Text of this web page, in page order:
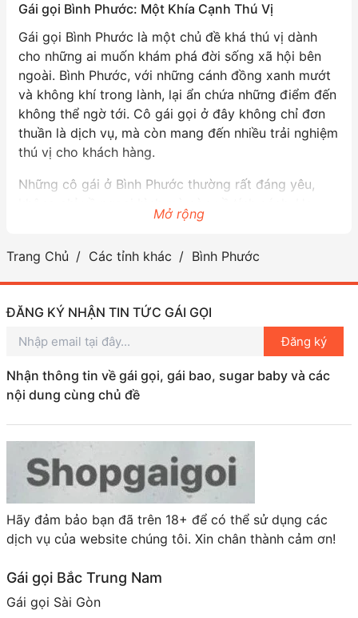
Gái gọi Bình Phước: Một Khía Cạnh Thú Vị
Gái gọi Bình Phước là một chủ đề khá thú vị dành
cho những ai muốn khám phá đời sống xã hội bên
ngoài. Bình Phước, với những cánh đồng xanh mướt
và không khí trong lành, lại ẩn chứa những điểm đến
không thể ngờ tới. Cô gái gọi ở đây không chỉ đơn
thuần là dịch vụ, mà còn mang đến nhiều trải nghiệm
thú vị cho khách hàng.
Những cô gái ở Bình Phước thường rất đáng yêu,
thân thiện và hòa đồng, giúp khách hàng có những
gỡ những cô gái đến từ nhiều nơi khác nhau, mỗi
người đều có một câu chuyện riêng.
Tuy nhiên, nếu bạn đang tìm kiếm một trải nghiệm cá
nhân hơn, hãy nhớ tìm hiểu kỹ và chọn lựa cẩn thận.
Quan trọng nhất là sự tôn trọng và thoải mái cho cả
hai bên. Gái gọi Bình Phước thực sự là một phần thú
vị của cuộc sống nơi đây mà không phải ai cũng biết
Mở rộng
Trang Chủ Các tỉnh khác Bình Phước
ĐĂNG KÝ NHẬN TIN TỨC GÁI GỌI
Đăng ký
Nhận thông tin về gái gọi, gái bao, sugar baby và các
nội dung cùng chủ đề
Hãy đảm bảo bạn đã trên 18+ để có thể sử dụng các
dịch vụ của website chúng tôi. Xin chân thành cảm ơn!
Gái gọi Bắc Trung Nam
Gái gọi Sài Gòn